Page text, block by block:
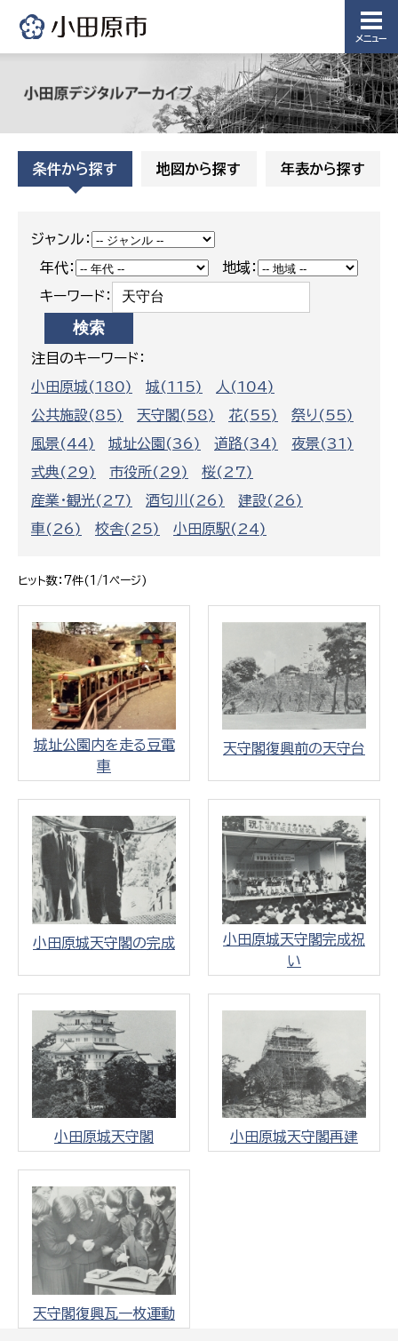
メニュー
条件から探す 地図から探す 年表から探す
ジャンル：
年代：
地域：
キーワード：
注目のキーワード：
小田原城(180)
城(115)
人(104)
公共施設(85)
天守閣(58) 花(55)
祭り(55)
風景(44)
城址公園(36) 道路(34)
夜景(31)
式典(29)
市役所(29)
桜(27)
産業・観光(27)
酒匂川(26)
建設(26)
車(26)
校舎(25) 小田原駅(24)
ヒット数：7件(1/1ページ)
城址公園内を走る豆電
車
天守閣復興前の天守台
小田原城天守閣の完成
小田原城天守閣完成祝
い
小田原城天守閣 小田原城天守閣再建
天守閣復興瓦一枚運動